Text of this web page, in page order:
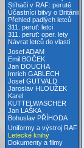
Stíhači v RAF: perutě
Účastníci bitvy o Británii
Přehled padlých letců
311. peruť: letci
311. peruť: oper. lety
Návrat letců do vlasti
Josef ADAM
Emil BOČEK
Jan DOUCHA
Imrich GABLECH
Josef GUTVALD
Jaroslav HLOUŽEK
Karel
KUTTELWASCHER
Jan LAŠKA
Bohuslav PŘÍHODA
Uniformy a výstroj RAF
Letecké knihy
Dokumenty a filmy